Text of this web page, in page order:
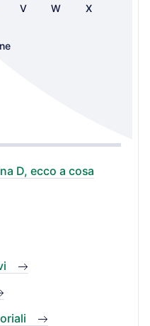
V W X
D, ecco a cosa